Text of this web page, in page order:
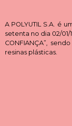
A POLYUTIL S.A. é
setenta no dia 02/01/
CONFIANÇA”,
resinas plásticas.